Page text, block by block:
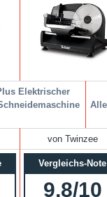
Elektrischer
von Twinzee
Vergleichs-Note
9,8/10